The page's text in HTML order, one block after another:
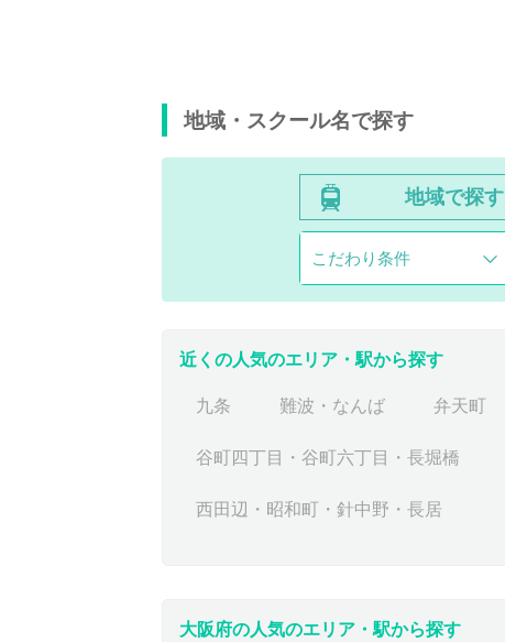
地域・スクール名で探す
地域で探す
こだわり条件
近くの人気のエリア・駅から探す
九条 難波・なんば 弁天町
谷町四丁目・谷町六丁目・長堀橋
西田辺・昭和町・針中野・長居
大阪府の人気のエリア・駅から探す